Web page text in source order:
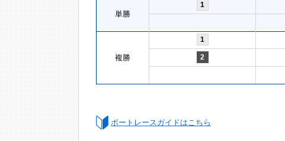
単勝
1
複勝
1
2
ボートレースガイドはこちら